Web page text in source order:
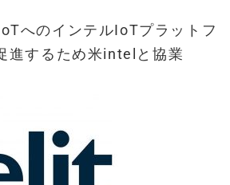
へのインテルIoTプラットフ
進するため米intelと協業